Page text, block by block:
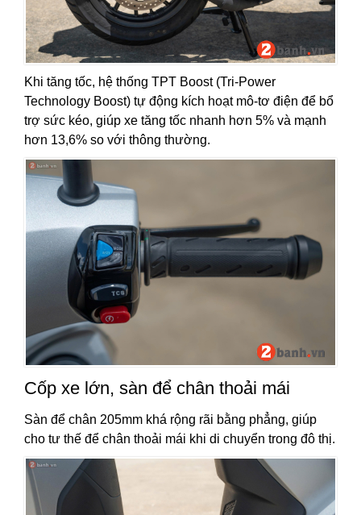
Khi tăng tốc, hệ thống TPT Boost (Tri-Power
Technology Boost) tự động kích hoạt mô-tơ điện để bổ
trợ sức kéo, giúp xe tăng tốc nhanh hơn 5% và mạnh
hơn 13,6% so với thông thường.
Cốp xe lớn, sàn để chân thoải mái
Sàn để chân 205mm khá rộng rãi bằng phẳng, giúp
cho tư thế để chân thoải mái khi di chuyển trong đô thị.